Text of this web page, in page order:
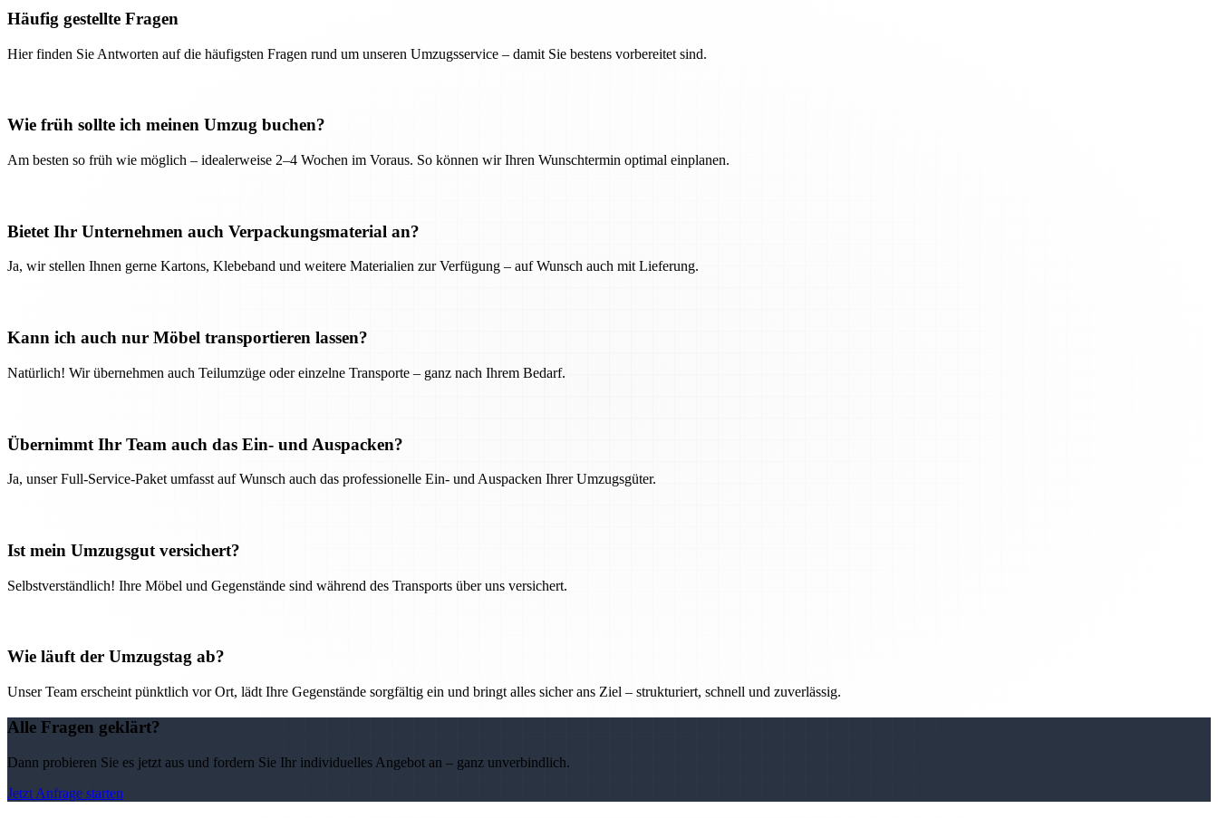
Häufig gestellte Fragen
Hier finden Sie Antworten auf die häufigsten Fragen rund um unseren Umzugsservice – damit Sie bestens vorbereitet sind.
Wie früh sollte ich meinen Umzug buchen?
Am besten so früh wie möglich – idealerweise 2–4 Wochen im Voraus. So können wir Ihren Wunschtermin optimal einplanen.
Bietet Ihr Unternehmen auch Verpackungsmaterial an?
Ja, wir stellen Ihnen gerne Kartons, Klebeband und weitere Materialien zur Verfügung – auf Wunsch auch mit Lieferung.
Kann ich auch nur Möbel transportieren lassen?
Natürlich! Wir übernehmen auch Teilumzüge oder einzelne Transporte – ganz nach Ihrem Bedarf.
Übernimmt Ihr Team auch das Ein- und Auspacken?
Ja, unser Full-Service-Paket umfasst auf Wunsch auch das professionelle Ein- und Auspacken Ihrer Umzugsgüter.
Ist mein Umzugsgut versichert?
Selbstverständlich! Ihre Möbel und Gegenstände sind während des Transports über uns versichert.
Wie läuft der Umzugstag ab?
Unser Team erscheint pünktlich vor Ort, lädt Ihre Gegenstände sorgfältig ein und bringt alles sicher ans Ziel – strukturiert, schnell und zuverlässig.
Alle Fragen geklärt?
Dann probieren Sie es jetzt aus und fordern Sie Ihr individuelles Angebot an – ganz unverbindlich.
Jetzt Anfrage starten